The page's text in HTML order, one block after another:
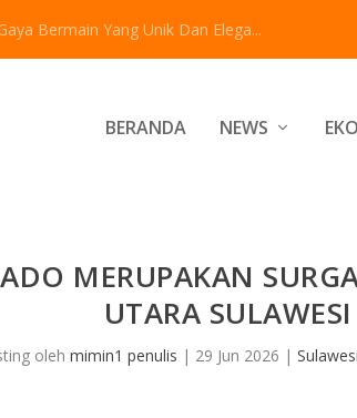
Bermain Yang Unik Dan Elega...
BERANDA NEWS
MERUPAKAN
UTARA SULAWESI
olehmimin1 penulis | 29 Jun 2026 |Sulawesi